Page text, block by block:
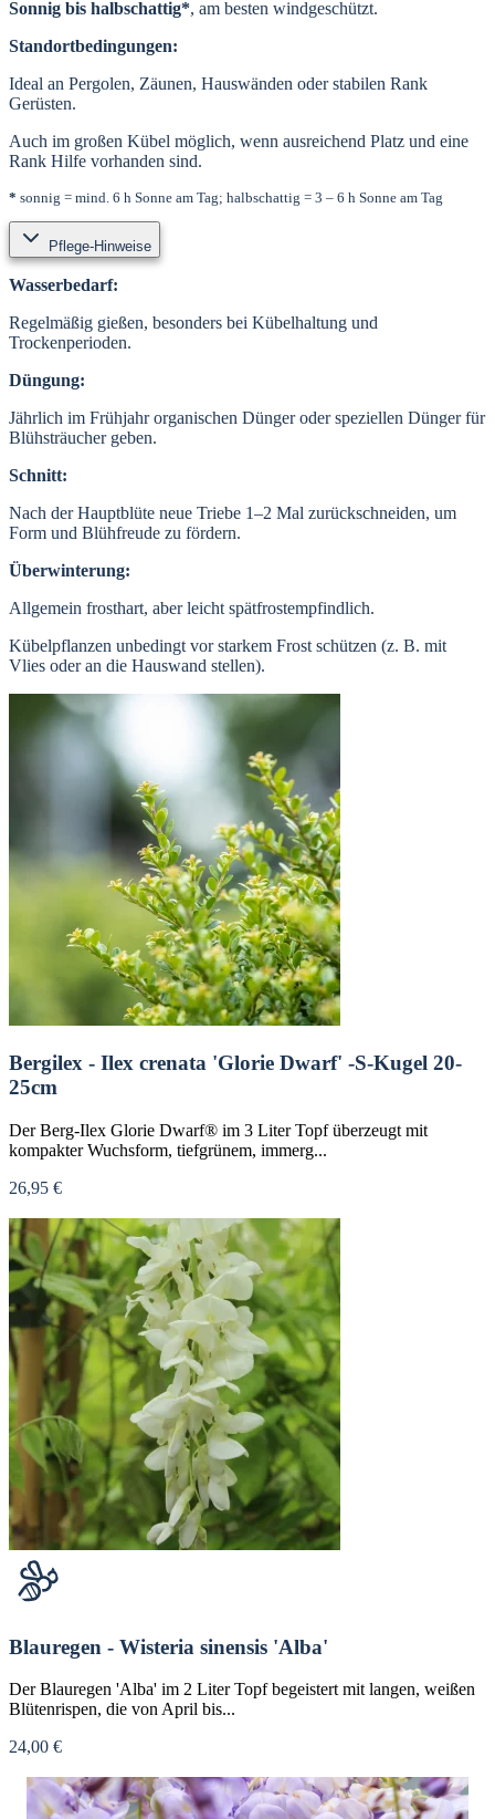
Sonnig bis halbschattig*, am besten windgeschützt.
Standortbedingungen:
Ideal an Pergolen, Zäunen, Hauswänden oder stabilen Rank
Gerüsten.
Auch im großen Kübel möglich, wenn ausreichend Platz und eine
Rank Hilfe vorhanden sind.
* sonnig = mind. 6 h Sonne am Tag; halbschattig = 3 – 6 h Sonne am Tag
Pflege-Hinweise
Wasserbedarf:
Regelmäßig gießen, besonders bei Kübelhaltung und
Trockenperioden.
Düngung:
Jährlich im Frühjahr organischen Dünger oder speziellen Dünger für
Blühsträucher geben.
Schnitt:
Nach der Hauptblüte neue Triebe 1–2 Mal zurückschneiden, um
Form und Blühfreude zu fördern.
Überwinterung:
Allgemein frosthart, aber leicht spätfrostempfindlich.
Kübelpflanzen unbedingt vor starkem Frost schützen (z. B. mit
Vlies oder an die Hauswand stellen).
Bergilex - Ilex crenata 'Glorie Dwarf' -S-Kugel 20-
25cm
Der Berg-Ilex Glorie Dwarf® im 3 Liter Topf überzeugt mit
kompakter Wuchsform, tiefgrünem, immerg...
26,95 €
Blauregen - Wisteria sinensis 'Alba'
Der Blauregen 'Alba' im 2 Liter Topf begeistert mit langen, weißen
Blütenrispen, die von April bis...
24,00 €